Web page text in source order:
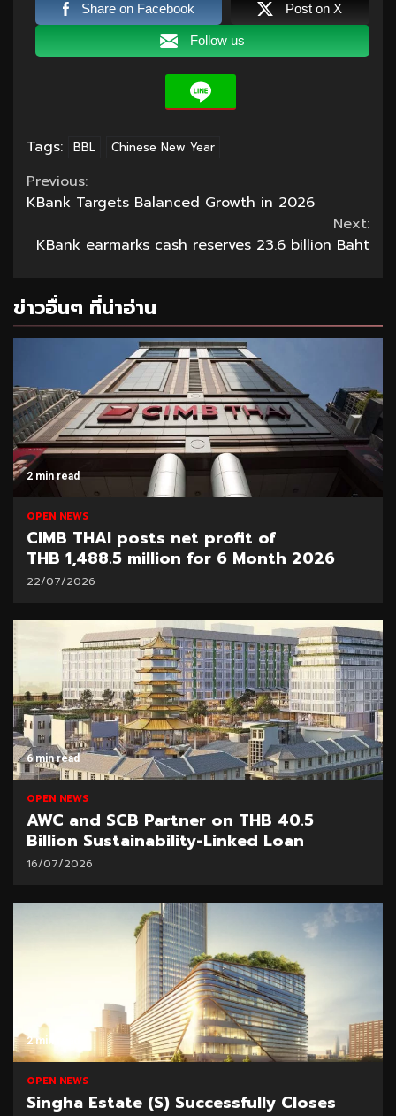
Share on Facebook Post on X
Follow us
Tags: BBL Chinese New Year
Continue
Reading
Previous:
KBank Targets Balanced Growth in 2026
Next:
KBank earmarks cash reserves 23.6 billion Baht
ข่าวอื่นๆ ที่น่าอ่าน
2 min read
OPEN NEWS
CIMB THAI posts net profit of
THB 1,488.5 million for 6 Month 2026
22/07/2026
6 min read
OPEN NEWS
AWC and SCB Partner on THB 40.5
Billion Sustainability-Linked Loan
16/07/2026
2 min read
OPEN NEWS
Singha Estate (S) Successfully Closes